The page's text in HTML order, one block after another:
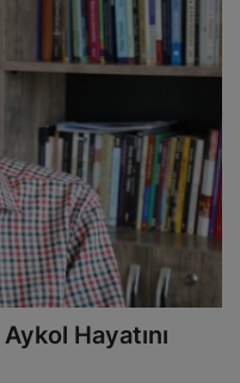
Hayatını